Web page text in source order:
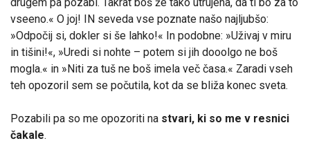
drugem pa pozabi. Takrat boš že tako utrujena, da ti bo za to
vseeno.« O joj! IN seveda vse poznate našo najljubšo:
»Odpočij si, dokler si še lahko!« In podobne: »Uživaj v miru
in tišini!«, »Uredi si nohte – potem si jih dooolgo ne boš
mogla.« in »Niti za tuš ne boš imela več časa.« Zaradi vseh
teh opozoril sem se počutila, kot da se bliža konec sveta.
Pozabili pa so me opozoriti na stvari, ki so me v resnici
čakale.